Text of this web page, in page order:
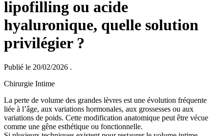
lipofilling ou acide
hyaluronique, quelle solution
privilégier ?
Publié le 20/02/2026 .
Chirurgie Intime
La perte de volume des grandes lèvres est une évolution fréquente
liée à l’âge, aux variations hormonales, aux grossesses ou aux
variations de poids. Cette modification anatomique peut être vécue
comme une gêne esthétique ou fonctionnelle.